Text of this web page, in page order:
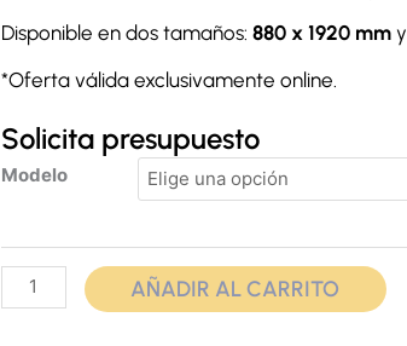
Disponible en dos tamaños: 880 x 1920 mmy
*Oferta válida exclusivamente online.
Solicita presupuesto
Modelo
Colchón
Visco
cantidad
AÑADIR AL CARRITO